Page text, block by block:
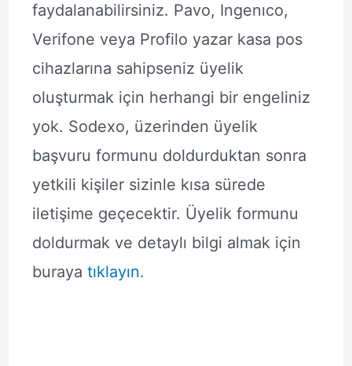
faydalanabilirsiniz. Pavo, Ingenıco,
Verifone veya Profilo yazar kasa pos
cihazlarına sahipseniz üyelik
oluşturmak için herhangi bir engeliniz
yok. Sodexo, üzerinden üyelik
başvuru formunu doldurduktan sonra
yetkili kişiler sizinle kısa sürede
iletişime geçecektir. Üyelik formunu
doldurmak ve detaylı bilgi almak için
buraya tıklayın.